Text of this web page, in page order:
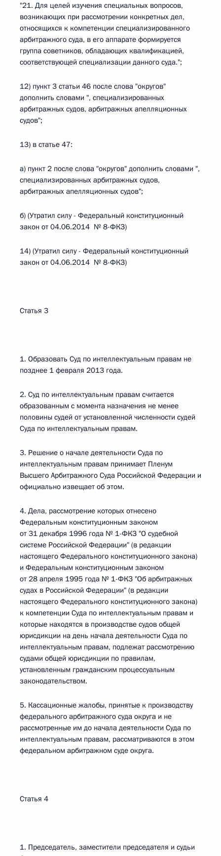
"21. Для целей изучения специальных вопросов,
возникающих при рассмотрении конкретных дел,
относящихся к компетенции специализированного
арбитражного суда, в его аппарате формируется
группа советников, обладающих квалификацией,
соответствующей специализации данного суда.";
12) пункт 3 статьи 46 после слова "округов"
дополнить словами ", специализированных
арбитражных судов, арбитражных апелляционных
судов";
13) в статье 47:
а) пункт 2 после слова "округов" дополнить словами ",
специализированных арбитражных судов,
арбитражных апелляционных судов";
б) (Утратил силу - Федеральный конституционный
закон от 04.06.2014 № 8-ФКЗ)
14) (Утратил силу - Федеральный конституционный
закон от 04.06.2014 № 8-ФКЗ)
Статья 3
1. Образовать Суд по интеллектуальным правам не
позднее 1 февраля 2013 года.
2. Суд по интеллектуальным правам считается
образованным с момента назначения не менее
половины судей от установленной численности судей
Суда по интеллектуальным правам.
3. Решение о начале деятельности Суда по
интеллектуальным правам принимает Пленум
Высшего Арбитражного Суда Российской Федерации и
официально извещает об этом.
4. Дела, рассмотрение которых отнесено
Федеральным конституционным законом
от 31 декабря 1996 года № 1-ФКЗ "О судебной
системе Российской Федерации" (в редакции
настоящего Федерального конституционного закона)
и Федеральным конституционным законом
от 28 апреля 1995 года № 1-ФКЗ "Об арбитражных
судах в Российской Федерации" (в редакции
настоящего Федерального конституционного закона)
к компетенции Суда по интеллектуальным правам и
которые находятся в производстве судов общей
юрисдикции на день начала деятельности Суда по
интеллектуальным правам, подлежат рассмотрению
судами общей юрисдикции по правилам,
установленным гражданским процессуальным
законодательством.
5. Кассационные жалобы, принятые к производству
федерального арбитражного суда округа и не
рассмотренные им до начала деятельности Суда по
интеллектуальным правам, рассматриваются в этом
федеральном арбитражном суде округа.
Статья 4
1. Председатель, заместители председателя и судьи